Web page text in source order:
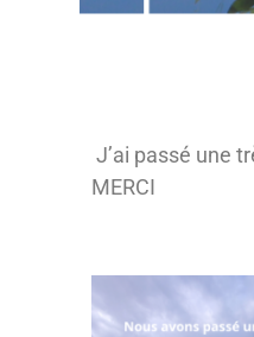
J’ai passé une
MERCI